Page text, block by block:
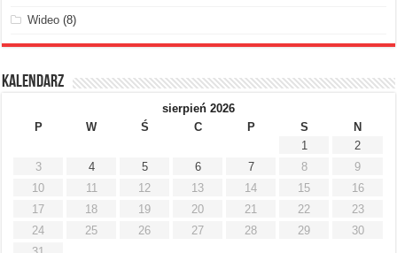
Wideo (8)
Kalendarz
sierpień 2026
P
W Ś C P S
N
1
2
3
4 5 6 7 8
9
10
11 12 13 14 15
16
17
18 19 20 21 22
23
24
25 26 27 28 29
30